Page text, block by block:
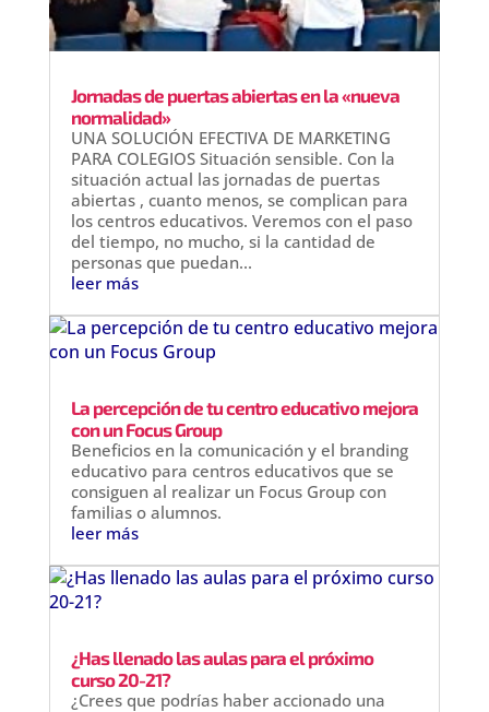
Jornadas de puertas abiertas en la «nueva
normalidad»
UNA SOLUCIÓN EFECTIVA DE MARKETING
PARA COLEGIOS Situación sensible. Con la
situación actual las jornadas de puertas
abiertas , cuanto menos, se complican para
los centros educativos. Veremos con el paso
del tiempo, no mucho, si la cantidad de
personas que puedan...
leer más
La percepción de tu centro educativo mejora
con un Focus Group
Beneficios en la comunicación y el branding
educativo para centros educativos que se
consiguen al realizar un Focus Group con
familias o alumnos.
leer más
¿Has llenado las aulas para el próximo
curso 20-21?
¿Crees que podrías haber accionado una